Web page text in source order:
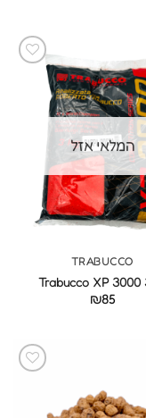
המלאי אזל
TRABUCCO
Trabucco XP 3000
₪85